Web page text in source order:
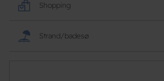
Shopping
Strand/badesø